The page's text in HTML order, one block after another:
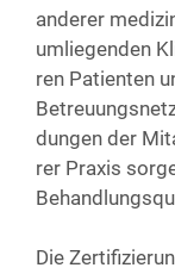
ande­rer
umlie­gen­den
ren Pati­en­ten
dun­gen der
rer Pra­xis
Die